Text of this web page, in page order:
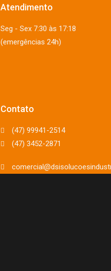
Atendimento
Seg - Sex 7:30 às 17:18
(emergências 24h)
Contato
(47) 99941-2514
(47) 3452-2871